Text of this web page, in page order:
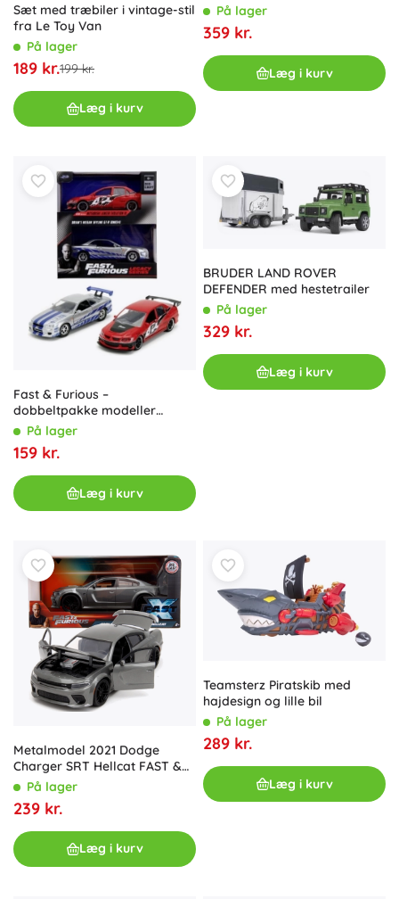
Sæt med træbiler i vintage-stil
fra Le Toy Van
På lager
189 kr.199 kr.
Læg i kurv
På lager
359 kr.
Læg i kurv
Fast & Furious –
dobbeltpakke modeller
Mitsubishi Lancer Evo IX 2006
og Nissan Skyline GT‑R R34
1:32
På lager
159 kr.
Læg i kurv
BRUDER LAND ROVER
DEFENDER med hestetrailer
På lager
329 kr.
Læg i kurv
Metalmodel 2021 Dodge
Charger SRT Hellcat FAST &
FURIOUS 19 cm
På lager
239 kr.
Læg i kurv
Teamsterz Piratskib med
hajdesign og lille bil
På lager
289 kr.
Læg i kurv